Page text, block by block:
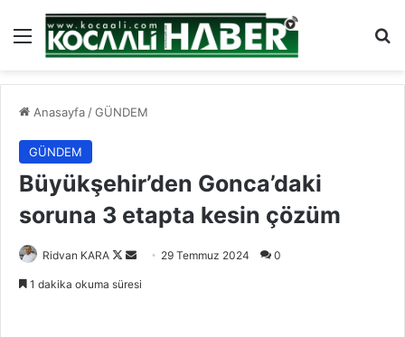
Menü
Anasayfa /GÜNDEM
GÜNDEM
Büyükşehir’den Gonca’daki
soruna 3 etapta kesin çözüm
Ridvan KARA
Follow
Bir
29 Temmuz 2024 0
1 dakika okuma süresi